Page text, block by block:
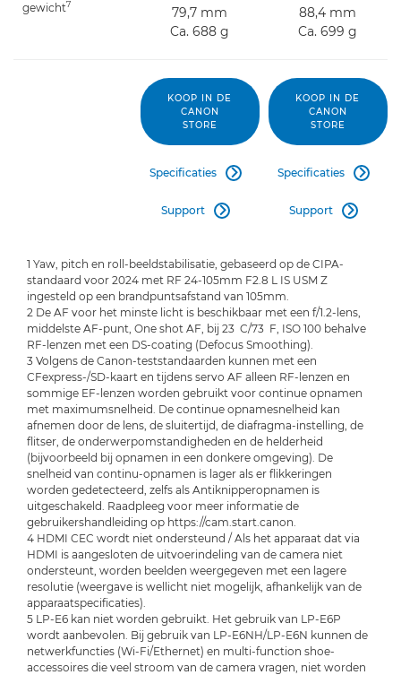
gewicht7
79,7 mm
Ca. 688 g
88,4 mm
Ca. 699 g
KOOP IN DE
CANON
STORE
Specificaties 
Support 
KOOP IN DE
CANON
STORE
Specificaties 
Support 
1 Yaw, pitch en roll-beeldstabilisatie, gebaseerd op de CIPA-
standaard voor 2024 met RF 24-105mm F2.8 L IS USM Z
ingesteld op een brandpuntsafstand van 105mm.
2 De AF voor het minste licht is beschikbaar met een f/1.2-lens,
middelste AF-punt, One shot AF, bij 23 C/73 F, ISO 100 behalve
RF-lenzen met een DS-coating (Defocus Smoothing).
3 Volgens de Canon-teststandaarden kunnen met een
CFexpress-/SD-kaart en tijdens servo AF alleen RF-lenzen en
sommige EF-lenzen worden gebruikt voor continue opnamen
met maximumsnelheid. De continue opnamesnelheid kan
afnemen door de lens, de sluitertijd, de diafragma-instelling, de
flitser, de onderwerpomstandigheden en de helderheid
(bijvoorbeeld bij opnamen in een donkere omgeving). De
snelheid van continu-opnamen is lager als er flikkeringen
worden gedetecteerd, zelfs als Antiknipperopnamen is
uitgeschakeld. Raadpleeg voor meer informatie de
gebruikershandleiding op https://cam.start.canon.
4 HDMI CEC wordt niet ondersteund / Als het apparaat dat via
HDMI is aangesloten de uitvoerindeling van de camera niet
ondersteunt, worden beelden weergegeven met een lagere
resolutie (weergave is wellicht niet mogelijk, afhankelijk van de
apparaatspecificaties).
5 LP-E6 kan niet worden gebruikt. Het gebruik van LP-E6P
wordt aanbevolen. Bij gebruik van LP-E6NH/LP-E6N kunnen de
netwerkfuncties (Wi-Fi/Ethernet) en multi-function shoe-
accessoires die veel stroom van de camera vragen, niet worden